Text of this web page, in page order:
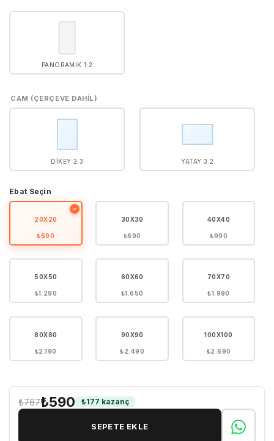
PANORAMIK 1:2
CAM (ÇERÇEVE DAHIL)
DIKEY 2:3 YATAY 3:2
Ebat Seçin
20X20
₺590
✓
30X30
₺690
40X40
₺990
50X50
₺1.290
60X60
₺1.650
70X70
₺1.990
80X80
₺2.190
90X90
₺2.490
100X100
₺2.690
₺767₺590 ₺177 kazanç
SEPETE EKLE